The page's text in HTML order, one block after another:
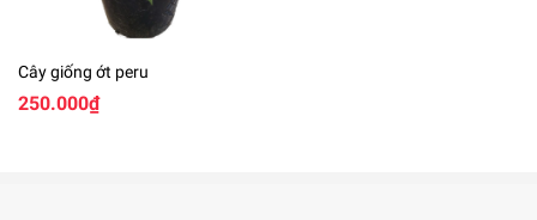
Cây giống ớt peru
250.000₫